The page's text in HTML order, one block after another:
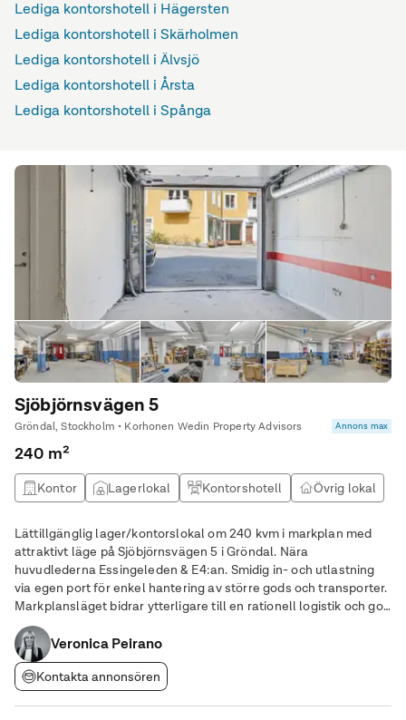
Lediga kontorshotell i Hägersten
Lediga kontorshotell i Skärholmen
Lediga kontorshotell i Älvsjö
Lediga kontorshotell i Årsta
Lediga kontorshotell i Spånga
Sjöbjörnsvägen 5
Gröndal, Stockholm • Korhonen Wedin Property Advisors Annons max
240 m²
Kontor Lagerlokal Kontorshotell Övrig lokal
Lättillgänglig lager/kontorslokal om 240 kvm i markplan med
attraktivt läge på Sjöbjörnsvägen 5 i Gröndal. Nära
huvudlederna Essingeleden & E4:an. Smidig in- och utlastning
via egen port för enkel hantering av större gods och transporter.
Markplansläget bidrar ytterligare till en rationell logistik och god
tillgänglighet. Lokalen har en öppen planlösning och god
takhöjd som skapar utmärkta
Veronica Peirano
Kontakta annonsören